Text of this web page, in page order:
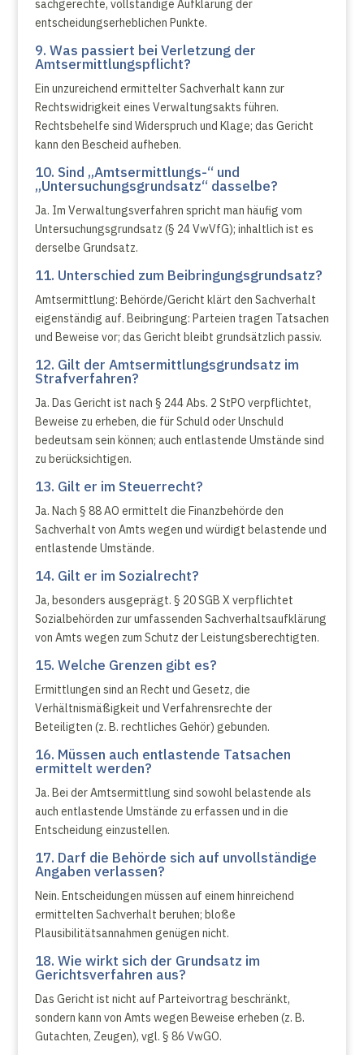
sachgerechte, vollständige Aufklärung der
entscheidungserheblichen Punkte.
9. Was passiert bei Verletzung der
Amtsermittlungspflicht?
Ein unzureichend ermittelter Sachverhalt kann zur
Rechtswidrigkeit eines Verwaltungsakts führen.
Rechtsbehelfe sind Widerspruch und Klage; das Gericht
kann den Bescheid aufheben.
10. Sind „Amtsermittlungs-“ und
„Untersuchungsgrundsatz“ dasselbe?
Ja. Im Verwaltungsverfahren spricht man häufig vom
Untersuchungsgrundsatz (§ 24 VwVfG); inhaltlich ist es
derselbe Grundsatz.
11. Unterschied zum Beibringungsgrundsatz?
Amtsermittlung: Behörde/Gericht klärt den Sachverhalt
eigenständig auf. Beibringung: Parteien tragen Tatsachen
und Beweise vor; das Gericht bleibt grundsätzlich passiv.
12. Gilt der Amtsermittlungsgrundsatz im
Strafverfahren?
Ja. Das Gericht ist nach § 244 Abs. 2 StPO verpflichtet,
Beweise zu erheben, die für Schuld oder Unschuld
bedeutsam sein können; auch entlastende Umstände sind
zu berücksichtigen.
13. Gilt er im Steuerrecht?
Ja. Nach § 88 AO ermittelt die Finanzbehörde den
Sachverhalt von Amts wegen und würdigt belastende und
entlastende Umstände.
14. Gilt er im Sozialrecht?
Ja, besonders ausgeprägt. § 20 SGB X verpflichtet
Sozialbehörden zur umfassenden Sachverhaltsaufklärung
von Amts wegen zum Schutz der Leistungsberechtigten.
15. Welche Grenzen gibt es?
Ermittlungen sind an Recht und Gesetz, die
Verhältnismäßigkeit und Verfahrensrechte der
Beteiligten (z. B. rechtliches Gehör) gebunden.
16. Müssen auch entlastende Tatsachen
ermittelt werden?
Ja. Bei der Amtsermittlung sind sowohl belastende als
auch entlastende Umstände zu erfassen und in die
Entscheidung einzustellen.
17. Darf die Behörde sich auf unvollständige
Angaben verlassen?
Nein. Entscheidungen müssen auf einem hinreichend
ermittelten Sachverhalt beruhen; bloße
Plausibilitätsannahmen genügen nicht.
18. Wie wirkt sich der Grundsatz im
Gerichtsverfahren aus?
Das Gericht ist nicht auf Parteivortrag beschränkt,
sondern kann von Amts wegen Beweise erheben (z. B.
Gutachten, Zeugen), vgl. § 86 VwGO.